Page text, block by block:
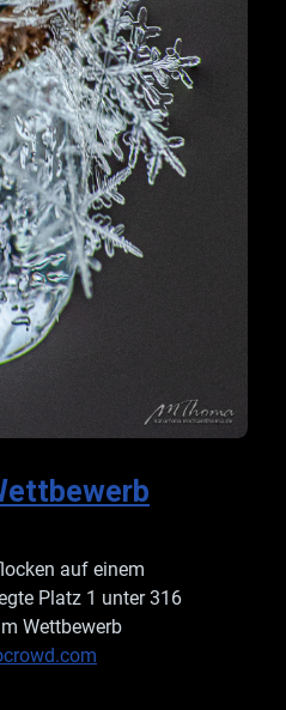
auf einem
Platz 1 unter 316
Wettbewerb